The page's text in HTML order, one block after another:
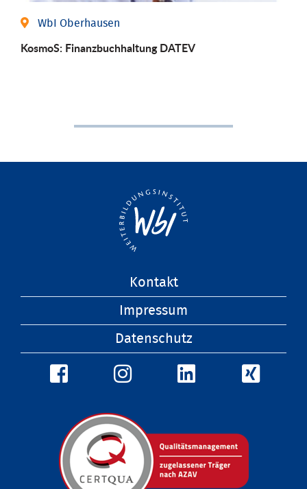
WbI Oberhausen
KosmoS: Finanzbuchhaltung DATEV
Kontakt
Impressum
Datenschutz